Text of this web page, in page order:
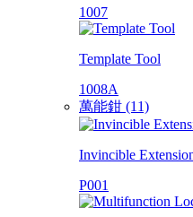
1007
Template Tool
1008A
萬能鉗 (11)
Invincible
P001